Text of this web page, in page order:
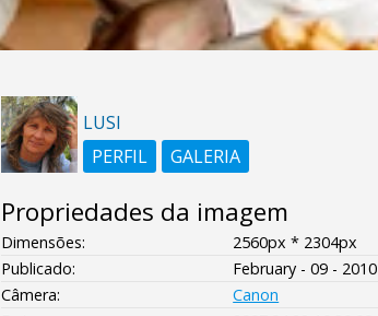
LUSI
PERFIL
GALERIA
Propriedades da imagem
Dimensões:
2560px * 2304px
Publicado:
February - 09 - 2010
Câmera:
Canon